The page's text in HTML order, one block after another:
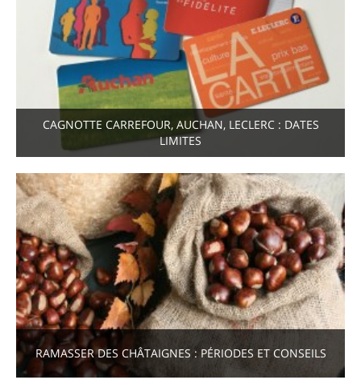
CAGNOTTE CARREFOUR, AUCHAN, LECLERC : DATES
LIMITES
RAMASSER DES CHÂTAIGNES : PÉRIODES ET CONSEILS